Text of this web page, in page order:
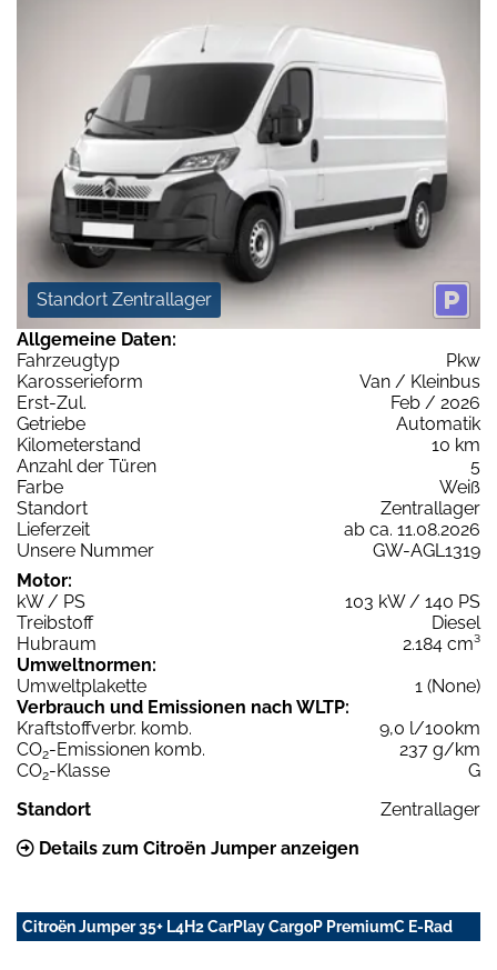
Standort Zentrallager
Allgemeine Daten:
Fahrzeugtyp
Pkw
Karosserieform
Van / Kleinbus
Erst-Zul.
Feb / 2026
Getriebe
Automatik
Kilometerstand
10 km
Anzahl der Türen
5
Farbe
Weiß
Standort
Zentrallager
Lieferzeit
ab ca. 11.08.2026
Unsere Nummer
GW-AGL1319
Motor:
kW / PS
103 kW / 140 PS
Treibstoff
Diesel
Hubraum
2.184 cm³
Umweltnormen:
Umweltplakette
1 (None)
Verbrauch und Emissionen nach WLTP:
Kraftstoffverbr. komb.
9,0 l/100km
CO2-Emissionen komb.
237 g/km
CO2-Klasse
G
Standort
Zentrallager
Details zum Citroën Jumper anzeigen
Citroën Jumper 35+ L4H2 CarPlay CargoP PremiumC E-Rad